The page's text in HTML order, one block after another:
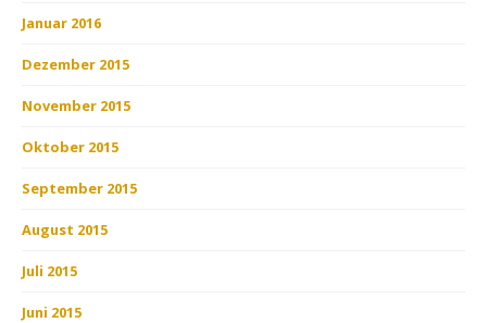
Januar 2016
Dezember 2015
November 2015
Oktober 2015
September 2015
August 2015
Juli 2015
Juni 2015